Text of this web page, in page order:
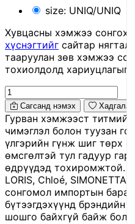
size: UNIQ/UNIQ
Хувцасны хэмжээ
хүснэгтийг сайтар
тааруулан зөв хэмжээ
тохиолдолд хариуцлагыг
Сагсанд нэмэх Хадгалах
Гурван хэмжээст
чимэглэл болон туузан
үлгэрийн гүнж шиг төрх
өмсгөлтэй тул гадуур
өдрүүдэд тохиромжтой.
LORIS, Chloé, SIMONETTA
сонгомол импортын
бүтээгдэхүүнд брэндийн
шошго байхгүй байж